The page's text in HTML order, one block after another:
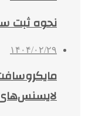
نحوه ثبت
۱۴۰۴/۰۲/۲۹
لایسنس‌های